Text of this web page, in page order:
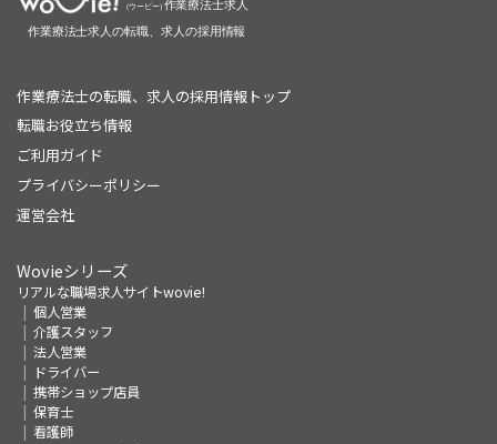
作業療法士の転職、求人の採用情報トップ
転職お役立ち情報
ご利用ガイド
プライバシーポリシー
運営会社
Wovieシリーズ
リアルな職場求人サイトwovie!
個人営業
介護スタッフ
法人営業
ドライバー
携帯ショップ店員
保育士
看護師